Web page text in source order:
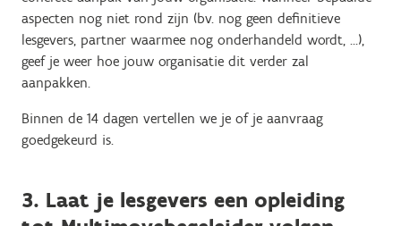
aspecten nog niet rond zijn (bv. nog geen definitieve
lesgevers, partner waarmee nog onderhandeld wordt, …),
geef je weer hoe jouw organisatie dit verder zal
aanpakken.
Binnen de 14 dagen vertellen we je of je aanvraag
goedgekeurd is.
3. Laat je lesgevers een opleiding